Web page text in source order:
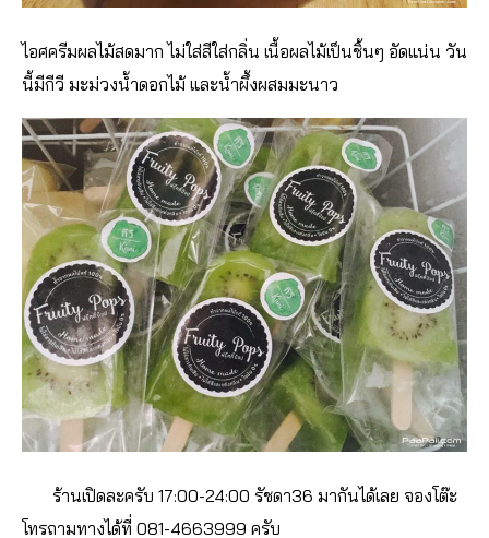
ไอศครีมผลไม้สดมาก ไม่ใส่สีใส่กลิ่น เนื้อผลไม้เป็นชิ้นๆ อัดแน่น วัน
นี้มีกีวี มะม่วงน้ำดอกไม้ และน้ำผึ้งผสมมะนาว
ร้านเปิดละครับ 17:00-24:00 รัชดา36 มากันได้เลย จองโต๊ะ
โทรถามทางได้ที่ 081-4663999 ครับ